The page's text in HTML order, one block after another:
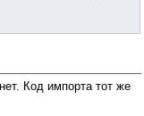
Код импорта тот же